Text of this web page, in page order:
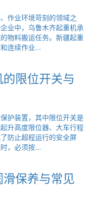
作业环境苛刻的领域之
业中，乌鲁木齐起重机承
物料搬运任务。新疆起重
连续作业...
限位开关与
护装置，其中限位开关是
升高度限位器、大车行程
防止超程运行的安全屏
，必须按...
保养与常见